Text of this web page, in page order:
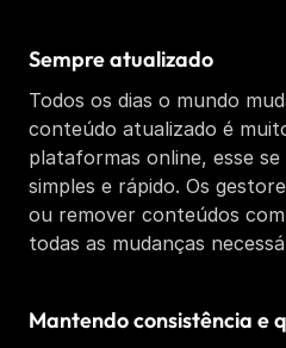
Sempre atualizado
Todos os dias o mundo
conteúdo atualizado é
plataformas online, esse
simples e rápido. Os
ou remover conteúdos
todas as mudanças
Mantendo consistência e